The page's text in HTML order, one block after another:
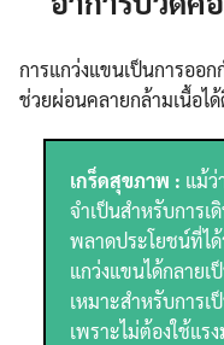
การแกว่งแขนเป็นการออก
ช่วยผ่อนคลายกล้ามเนื้อไ
เกร็ดสุขภาพ : แม้ว่
จำเป็นสำหรับการเ
พลาดประโยชน์ที่ได้
แกว่งแขนได้กลายเ
เหมาะสำหรับการเ
เพราะไม่ต้องใช้แร